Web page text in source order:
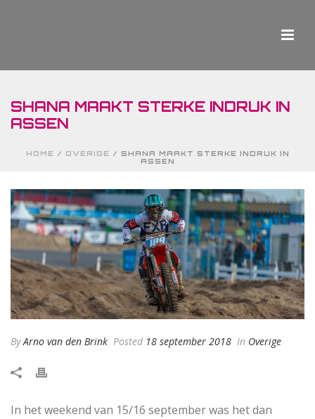
SHANA MAAKT STERKE INDRUK IN
ASSEN
HOME / OVERIGE / SHANA MAAKT STERKE INDRUK IN
ASSEN
ByArno van den Brink Posted 18 september 2018 In Overige
In het weekend van 15/16 september was het dan